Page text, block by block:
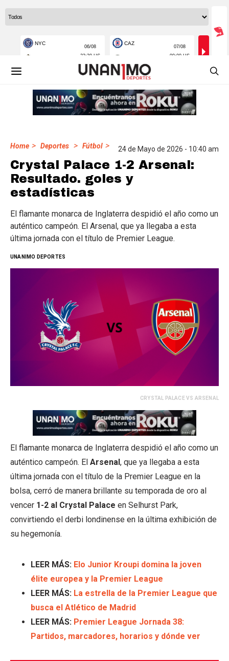
Home > Deportes > Fútbol > 24 de Mayo de 2026 - 10:40 am
Crystal Palace 1-2 Arsenal:
Resultado. goles y
estadísticas
El flamante monarca de Inglaterra despidió el año como un
auténtico campeón. El Arsenal, que ya llegaba a esta
última jornada con el título de Premier League.
UNANIMO DEPORTES
CRYSTAL PALACE VS ARSENAL
El flamante monarca de Inglaterra despidió el año como un
auténtico campeón. El Arsenal, que ya llegaba a esta
última jornada con el título de la Premier League en la
bolsa, cerró de manera brillante su temporada de oro al
vencer 1-2 al Crystal Palace en Selhurst Park,
convirtiendo el derbi londinense en la última exhibición de
su hegemonía.
LEER MÁS: Elo Junior Kroupi domina la joven
élite europea y la Premier League
LEER MÁS: La estrella de la Premier League que
busca el Atlético de Madrid
LEER MÁS: Premier League Jornada 38:
Partidos, marcadores, horarios y dónde ver